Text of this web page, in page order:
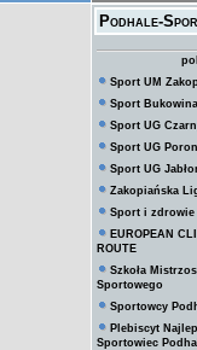
Podhale-
Sport UM
Sport
Sport UG
Sport UG
Sport UG
Zakopiańska
Sport i zdrowie
EUROPEAN
ROUTE
Szkoła
Sportowego
Sportowcy
Plebiscyt
Sportowiec